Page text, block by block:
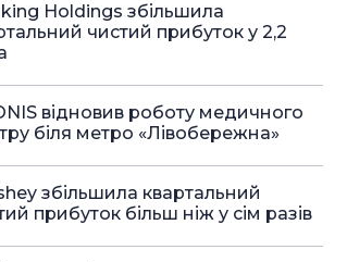
Holdings збільшила
чистий прибуток у 2,2
відновив роботу медичного
біля метро «Лівобережна»
збільшила квартальний
прибуток більш ніж у сім разів